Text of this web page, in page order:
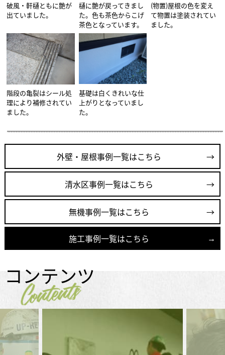
破風・軒樋ともに艶が
出ていました。
樋に艶が戻ってきまし
た。色も茶色からこげ
茶色となっています。
(物置)屋根の色を変え
て物置は塗装されてい
ました。
階段の亀裂はシール処
理により補修されてい
ました。
基礎は白くきれいな仕
上がりとなっていまし
た。
外壁・屋根事例一覧はこちら
清水区事例一覧はこちら
無機事例一覧はこちら
施工事例一覧はこちら
コンテンツ
Contents